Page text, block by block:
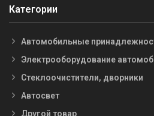
Категории
Автомобильные
Электрооборудование
Стеклоочистители, дворники
Автосвет
Другой товар